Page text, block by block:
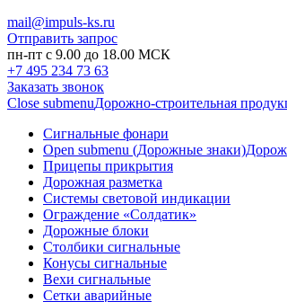
mail@impuls-ks.ru
Отправить запрос
пн-пт с 9.00 до 18.00 МСК
+7 495 234 73 63
Заказать звонок
Close submenuДорожно-строительная
Сигнальные фонари
Open submenu (Дорожные знаки)
Прицепы прикрытия
Дорожная разметка
Системы световой индикации
Ограждение «Солдатик»
Дорожные блоки
Столбики сигнальные
Конусы сигнальные
Вехи сигнальные
Сетки аварийные